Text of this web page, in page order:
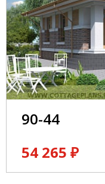
90-44
54 265 ₽